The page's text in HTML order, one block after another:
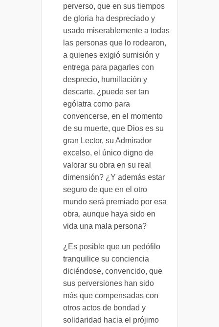
perverso, que en sus tiempos
de gloria ha despreciado y
usado miserablemente a todas
las personas que lo rodearon,
a quienes exigió sumisión y
entrega para pagarles con
desprecio, humillación y
descarte, ¿puede ser tan
ególatra como para
convencerse, en el momento
de su muerte, que Dios es su
gran Lector, su Admirador
excelso, el único digno de
valorar su obra en su real
dimensión? ¿Y además estar
seguro de que en el otro
mundo será premiado por esa
obra, aunque haya sido en
vida una mala persona?
¿Es posible que un pedófilo
tranquilice su conciencia
diciéndose, convencido, que
sus perversiones han sido
más que compensadas con
otros actos de bondad y
solidaridad hacia el prójimo